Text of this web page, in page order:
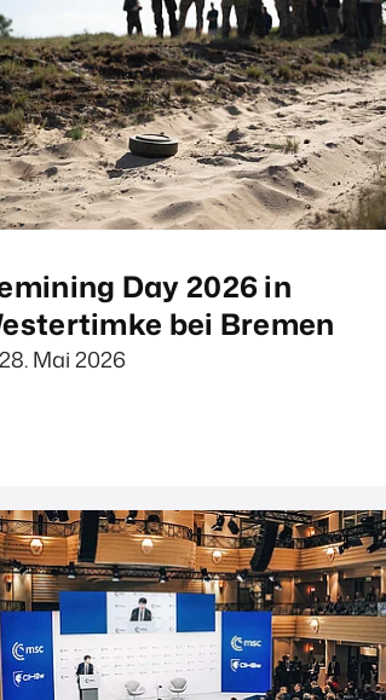
Day 2026 in
bei Bremen
28. Mai 2026